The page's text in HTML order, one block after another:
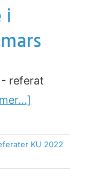
i
- referat
KU 2022